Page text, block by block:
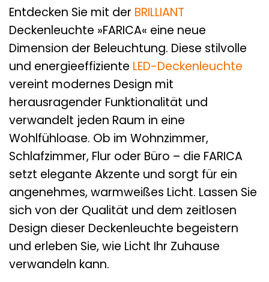
Entdecken Sie mit der BRILLIANT
Deckenleuchte »FARICA« eine neue
Dimension der Beleuchtung. Diese stilvolle
und energieeffiziente LED-Deckenleuchte
vereint modernes Design mit
herausragender Funktionalität und
verwandelt jeden Raum in eine
Wohlfühloase. Ob im Wohnzimmer,
Schlafzimmer, Flur oder Büro – die FARICA
setzt elegante Akzente und sorgt für ein
angenehmes, warmweißes Licht. Lassen Sie
sich von der Qualität und dem zeitlosen
Design dieser Deckenleuchte begeistern
und erleben Sie, wie Licht Ihr Zuhause
verwandeln kann.